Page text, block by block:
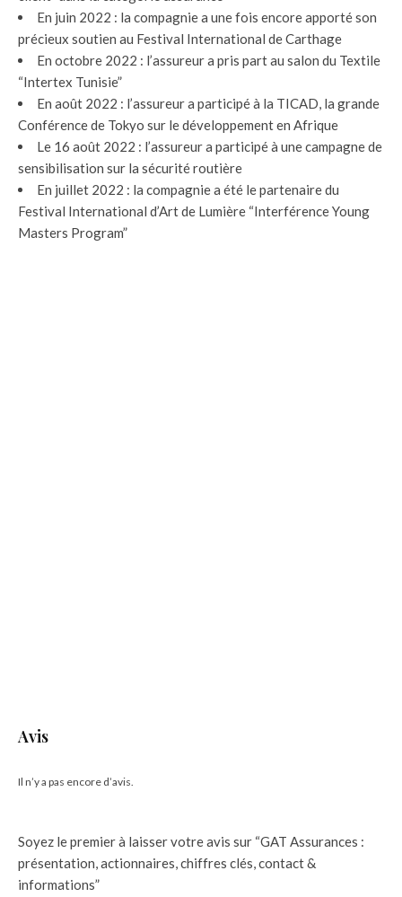
En juin 2022 : la compagnie a une fois encore apporté son
précieux soutien au Festival International de Carthage
En octobre 2022 : l’assureur a pris part au salon du Textile
“Intertex Tunisie”
En août 2022 : l’assureur a participé à la TICAD, la grande
Conférence de Tokyo sur le développement en Afrique
Le 16 août 2022 : l’assureur a participé à une campagne de
sensibilisation sur la sécurité routière
En juillet 2022 : la compagnie a été le partenaire du
Festival International d’Art de Lumière “Interférence Young
Masters Program”
Avis
Il n’y a pas encore d’avis.
Soyez le premier à laisser votre avis sur “GAT Assurances :
présentation, actionnaires, chiffres clés, contact &
informations”